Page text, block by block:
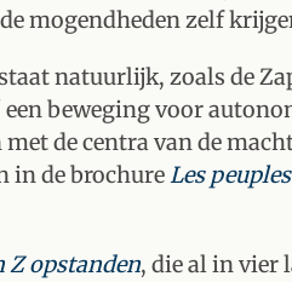
mogendheden zelf
natuurlijk, zoals de
beweging voor
de centra van de
in de brochureLes
Z opstanden, die al in vier